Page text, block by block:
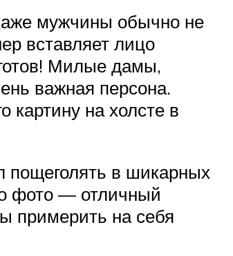
мужчины обычно не
вставляет лицо
Милые дамы,
важная персона.
картину на холсте в
пощеголять в шикарных
фото — отличный
примерить на себя